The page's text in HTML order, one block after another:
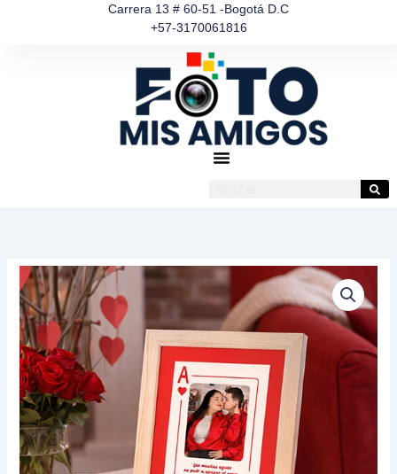
Carrera 13 # 60-51 -Bogotá D.C
+57-3170061816
Portarretrato
Amor
en
Carta
cantidad